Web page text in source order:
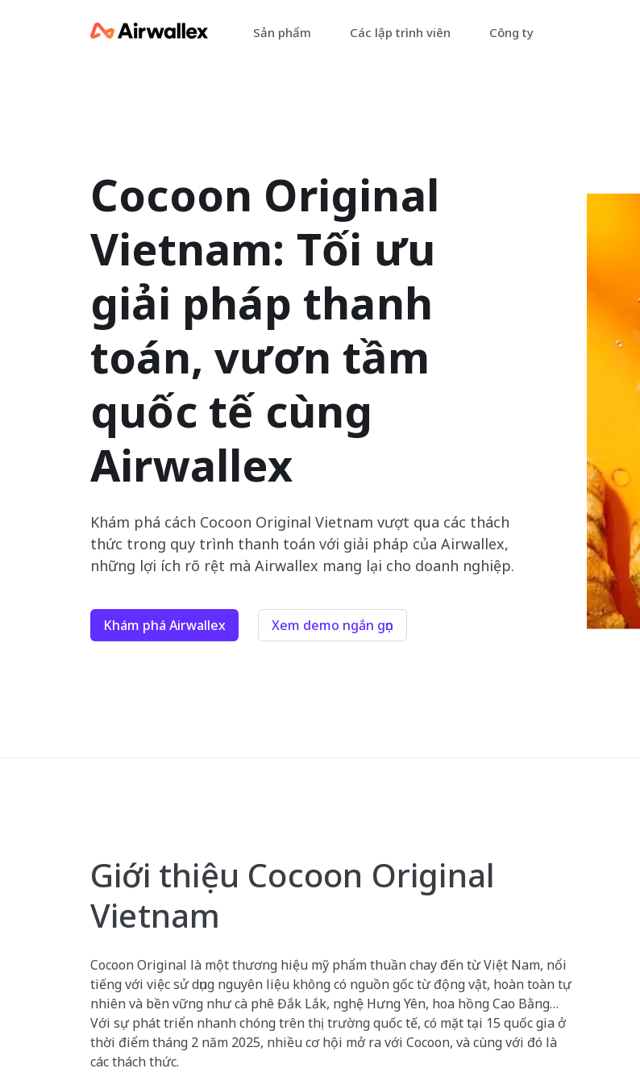
Sản phẩm Các lập trình viên Công ty
Cocoon Original
Vietnam: Tối ưu
giải pháp thanh
toán, vươn tầm
quốc tế cùng
Airwallex
Khám phá cách Cocoon Original Vietnam vượt qua các thách
thức trong quy trình thanh toán với giải pháp của Airwallex,
những lợi ích rõ rệt mà Airwallex mang lại cho doanh nghiệp.
Khám phá Airwallex Xem demo ngắn gọn
Giới thiệu Cocoon Original
Vietnam
Cocoon Original là một thương hiệu mỹ phẩm thuần chay đến từ Việt Nam, nổi
tiếng với việc sử dụng nguyên liệu không có nguồn gốc từ động vật, hoàn toàn tự
nhiên và bền vững như cà phê Đắk Lắk, nghệ Hưng Yên, hoa hồng Cao Bằng…
Với sự phát triển nhanh chóng trên thị trường quốc tế, có mặt tại 15 quốc gia ở
thời điểm tháng 2 năm 2025, nhiều cơ hội mở ra với Cocoon, và cùng với đó là
các thách thức.
Nhập thông tin của bạn vào dưới đây để xem bản demo: